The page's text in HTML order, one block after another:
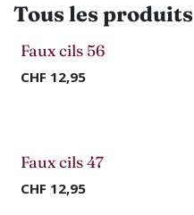
Tous les produits
-50%
Faux cils 56
CHF 12,95
-50%
Faux cils 47
CHF 12,95